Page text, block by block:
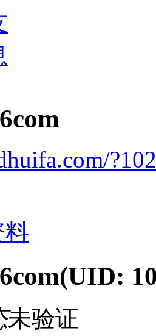
(UID:
未验证